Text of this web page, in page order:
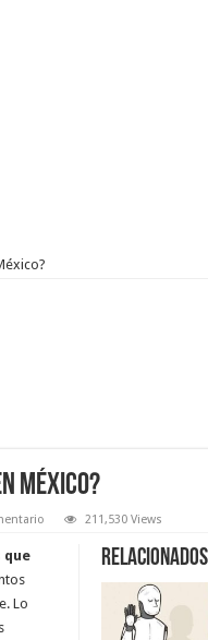
México?
211,530 Views
Relacionados
Lo